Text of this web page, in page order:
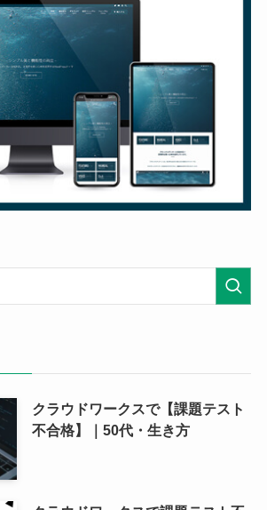
クラウドワークスで【課題テスト
不合格】｜50代・生き方